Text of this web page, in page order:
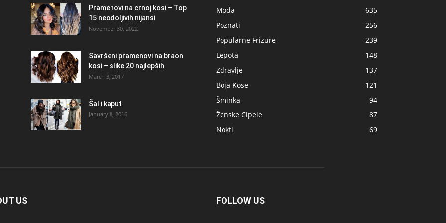
Pramenovi na crnoj kosi – Top
15 neodoljivih nijansi
November 30, 2022
Savršeni pramenovi na braon
kosi – slike 20 najlepših
March 3, 2017
Šal i kaput
January 8, 2016
Moda
635
Poznati
256
Popularne Frizure
239
Lepota
148
Zdravlje
137
Boja Kose
121
Šminka
94
Ženske Cipele
87
Nokti
69
US FOLLOW US